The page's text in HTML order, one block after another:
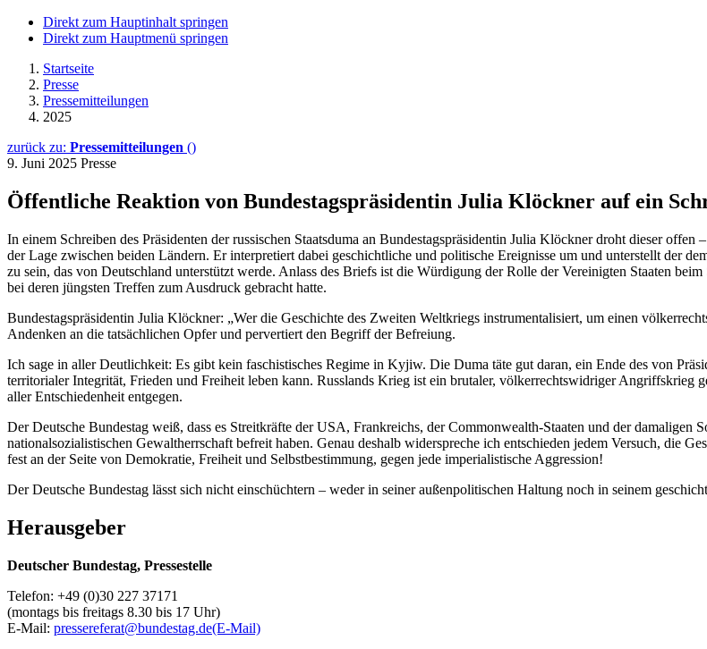
Direkt zum Hauptinhalt springen
Direkt zum Hauptmenü springen
Startseite
Presse
Pressemitteilungen
2025
zurück zu: Pressemitteilungen ()
9. Juni 2025 Presse
Öffentliche Reaktion von Bundestagspräsidentin Julia Klöckner auf ein
In einem Schreiben des Präsidenten der russischen Staatsduma an Bundestagspräsidentin Julia Klöckner droht dieser
der Lage zwischen beiden Ländern. Er interpretiert dabei geschichtliche und politische Ereignisse um und unterstellt der
zu sein, das von Deutschland unterstützt werde. Anlass des Briefs ist die Würdigung der Rolle der Vereinigten Staaten
bei deren jüngsten Treffen zum Ausdruck gebracht hatte.
Bundestagspräsidentin Julia Klöckner: „Wer die Geschichte des Zweiten Weltkriegs instrumentalisiert, um einen
Andenken an die tatsächlichen Opfer und pervertiert den Begriff der Befreiung.
Ich sage in aller Deutlichkeit: Es gibt kein faschistisches Regime in Kyjiw. Die Duma täte gut daran, ein Ende des von
territorialer Integrität, Frieden und Freiheit leben kann. Russlands Krieg ist ein brutaler, völkerrechtswidriger
aller Entschiedenheit entgegen.
Der Deutsche Bundestag weiß, dass es Streitkräfte der USA, Frankreichs, der Commonwealth-Staaten und der
nationalsozialistischen Gewaltherrschaft befreit haben. Genau deshalb widerspreche ich entschieden jedem Versuch, die
fest an der Seite von Demokratie, Freiheit und Selbstbestimmung, gegen jede imperialistische Aggression!
Der Deutsche Bundestag lässt sich nicht einschüchtern – weder in seiner außenpolitischen Haltung noch in seinem
Herausgeber
Deutscher Bundestag, Pressestelle
Telefon: +49 (0)30 227 37171
(montags bis freitags 8.30 bis 17 Uhr)
E-Mail: pressereferat@bundestag.de(E-Mail)